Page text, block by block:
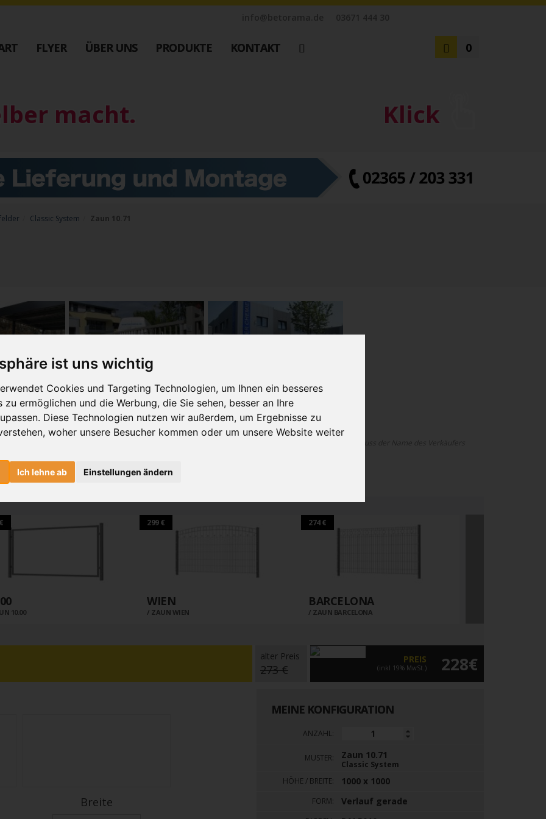
ist uns wichtig
Cookies und Targeting Technologien, um Ihnen ein besseres
zu ermöglichen und die Werbung, die Sie sehen, besser an Ihre
Diese Technologien nutzen wir außerdem, um Ergebnisse zu
woher unsere Besucher kommen oder um unsere Website weiter
Ich lehne ab Einstellungen ändern
FLYER ÜBER UNS PRODUKTE KONTAKT 0
Schiebetore
Downloads
Google Rezensionen
Datenschutz
Nachrichten
Klick
macht.
Classic System Zaun 10.71
Angebots inklusive der Montage. Es werden keine Einzelpositionen bewertet.
z.B. Onlinevergleich eines Mitbewerbers. Bei Angeboten von Unternehmen ohne Onlinekonfigurator, muss der Name des Verkäufers
Ihr Wunschtor, egal ob Schiebetor, Drehtor, Pforte oder Zaunfeld planen.
sowie das gewünschte Zubehör ein.
10.00
WIEN
ZAUN WIEN
299 €
BARCELONA
ZAUN BARCELONA
274 €
alter Preis
273 €
PREIS
(inkl 19% MwSt.) 228€
Breite
MEINE KONFIGURATION
ANZAHL:
MUSTER: Zaun 10.71
Classic System
HÖHE / BREITE: 1000 x 1000
FORM: Verlauf gerade